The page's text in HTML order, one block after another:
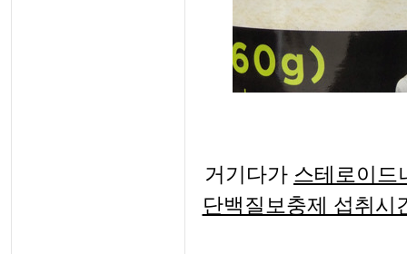
거기다가 스테로이드
단백질보충제 섭취시